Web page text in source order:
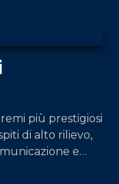
più prestigiosi
di alto rilievo,
e